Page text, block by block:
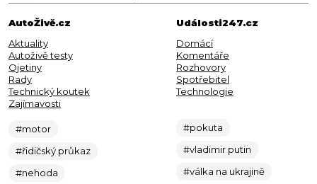
AutoŽivě.cz
Aktuality
Autoživě testy
Ojetiny
Rady
Technický koutek
Zajímavosti
#motor
#řidičský průkaz
#nehoda
Události247.cz
Domácí
Komentáře
Rozhovory
Spotřebitel
Technologie
#pokuta
#vladimir putin
#válka na ukrajině